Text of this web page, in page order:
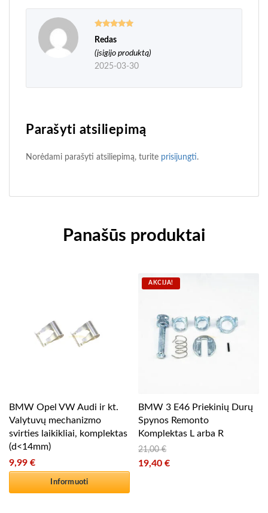
Įvertinimas:
5iš 5
Redas
(įsigijo produktą)
2025-03-30
Parašyti atsiliepimą
Norėdami parašyti atsiliepimą, turite prisijungti.
Panašūs produktai
BMW Opel VW Audi ir kt.
Valytuvų mechanizmo
svirties laikikliai, komplektas
(d<14mm)
9,99 €
Informuoti
AKCIJA!
BMW 3 E46 Priekinių Durų
Spynos Remonto
Komplektas L arba R
21,00€
Original price was: 21,00 €.
19,40€